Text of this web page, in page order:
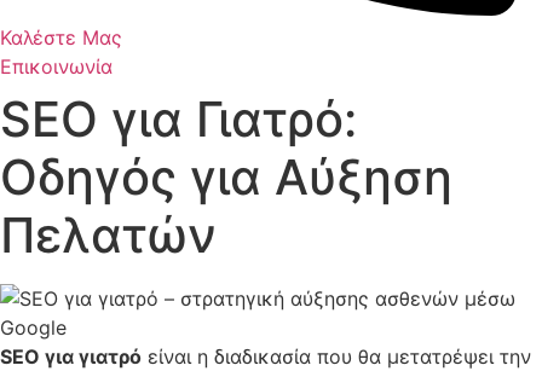
Καλέστε Μας
Επικοινωνία
SEO για Γιατρό:
Οδηγός για Αύξηση
Πελατών
SEO για γιατρό είναι η διαδικασία που θα μετατρέψει την